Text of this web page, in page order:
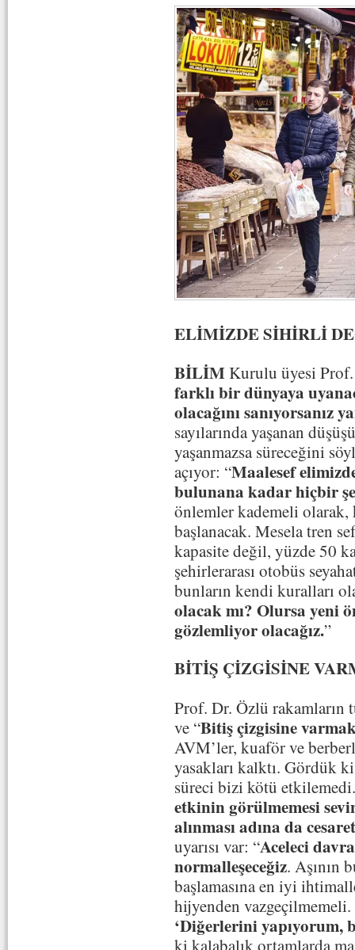
ELİMİZDE SİHİRLİ
BİLİMKurulu üyesi
farklı bir dünyaya
olacağını sanıyorsanız
sayılarında yaşanan
yaşanmazsa süreceğini
açıyor: “Maalesef
bulunana kadar hiçbir
önlemler kademeli olarak,
başlanacak. Mesela tren
kapasite değil, yüzde 50
şehirlerarası otobüs
bunların kendi kuralları
olacak mı? Olursa yeni
gözlemliyor olacağız.”
BİTİŞ ÇİZGİSİNE
Prof. Dr. Özlü rakamların
ve “Bitiş çizgisine
AVM’ler, kuaför ve
yasakları kalktı. Gördük
süreci bizi kötü
etkinin görülmemesi
alınması adına da
uyarısı var: “Aceleci
normalleşeceğiz. Aşının
başlamasına en iyi
hijyenden vazgeçilmemeli.
‘Diğerlerini yapıyorum,
ki kalabalık ortamlarda